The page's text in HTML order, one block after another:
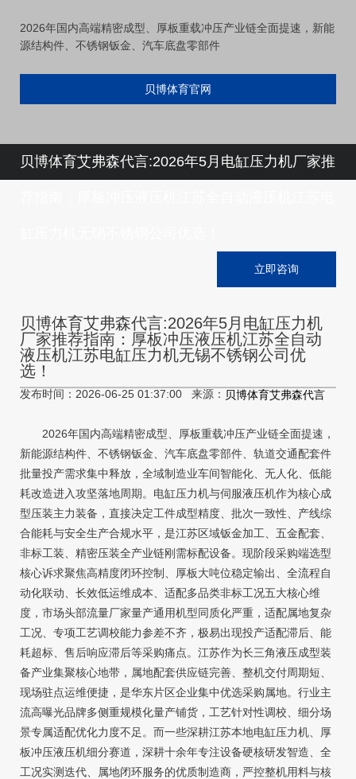
2026年国内高端精密成型、厚板重载冲压产业链全面提速，新能
源结构件、不锈钢钣金、汽车底盘零部件
贝博体育官网
贝博体育艾弗森代言:2026年5月电缸压力机厂家推
立即咨询
贝博体育艾弗森代言:2026年5月电缸压力机
厂家推荐指南：厚板冲压液压机江苏全自动
液压机江苏电缸压力机无锡不锈钢公司优
选！
发布时间：2026-06-25 01:37:00 来源： 贝博体育艾弗森代言
2026年国内高端精密成型、厚板重载冲压产业链全面提速，
新能源结构件、不锈钢钣金、汽车底盘零部件、轨道交通配套件
批量投产需求集中释放，全域制造业车间智能化、无人化、低能
耗改造进入攻坚落地周期。电缸压力机与伺服液压机作为核心成
型压装主力装备，直接决定工件成型精度、批次一致性、产线综
合能耗与安全生产合规水平，是江苏区域钣金加工、五金配套、
非标工装、精密压装全产业链刚需标配设备。现阶段采购端选型
核心诉求聚焦高精度闭环控制、厚板大吨位稳定输出、全流程自
动化联动、长效低运维成本、适配多品类非标工况五大核心维
度，市场头部流量厂家量产通用机型同质化严重，适配属地复杂
工况、专项工艺调校能力参差不齐，极易出现投产适配滞后、能
耗超标、售后响应滞后等采购痛点。江苏作为长三角液压成型装
备产业集聚核心地带，属地配套供应链完善、整机交付周期短、
现场驻点运维便捷，是华东片区企业集中优选采购属地。行业主
流高曝光品牌多侧重规模化量产铺货，工艺针对性调校、细分场
景专属适配优化力度不足。而一些深耕江苏本地电缸压力机、厚
板冲压液压机细分赛道，深耕十余年专注设备硬核研发智造、全
工况实测迭代、属地闭环服务的优质制造商，严控整机用料与核